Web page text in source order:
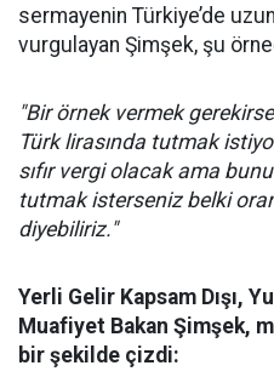
sermayenin Türkiye’de
vurgulayan Şimşek, şu
"Bir örnek vermek
Türk lirasında tutmak
sıfır vergi olacak ama
tutmak isterseniz belki
diyebiliriz."
Yerli Gelir Kapsam Dışı,
Muafiyet Bakan Şimşek,
bir şekilde çizdi: